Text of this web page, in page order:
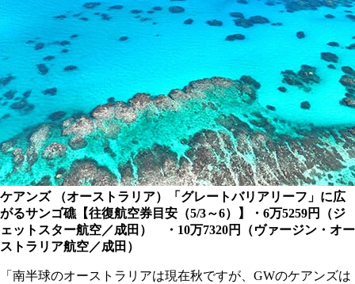
ケアンズ （オーストラリア）「グレートバリアリーフ」に広
がるサンゴ礁【往復航空券目安（5/3～6）】・6万5259円（ジ
ェットスター航空／成田） ・10万7320円（ヴァージン・オー
ストラリア航空／成田）
「南半球のオーストラリアは現在秋ですが、GWのケアンズは